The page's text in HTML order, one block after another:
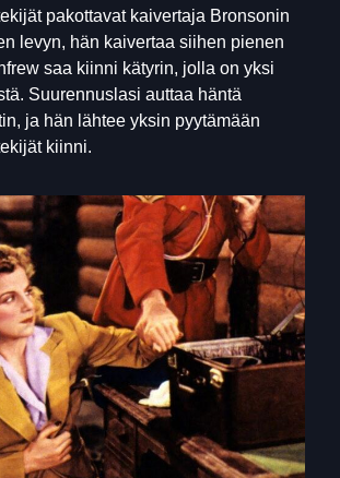
pakottavat kaivertaja Bronsonin
levyn, hän kaivertaa siihen pienen
saa kiinni kätyrin, jolla on yksi
Suurennuslasi auttaa häntä
ja hän lähtee yksin pyytämään
kiinni.